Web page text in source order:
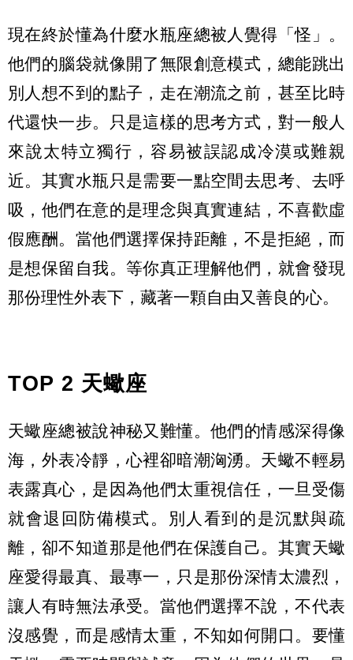
現在終於懂為什麼水瓶座總被人覺得「怪」。
他們的腦袋就像開了無限創意模式，總能跳出
別人想不到的點子，走在潮流之前，甚至比時
代還快一步。只是這樣的思考方式，對一般人
來說太特立獨行，容易被誤認成冷漠或難親
近。其實水瓶只是需要一點空間去思考、去呼
吸，他們在意的是理念與真實連結，不喜歡虛
假應酬。當他們選擇保持距離，不是拒絕，而
是想保留自我。等你真正理解他們，就會發現
那份理性外表下，藏著一顆自由又善良的心。
TOP 2 天蠍座
天蠍座總被說神秘又難懂。他們的情感深得像
海，外表冷靜，心裡卻暗潮洶湧。天蠍不輕易
表露真心，是因為他們太重視信任，一旦受傷
就會退回防備模式。別人看到的是沉默與疏
離，卻不知道那是他們在保護自己。其實天蠍
座愛得最真、最專一，只是那份深情太濃烈，
讓人有時無法承受。當他們選擇不說，不代表
沒感覺，而是感情太重，不知如何開口。要懂